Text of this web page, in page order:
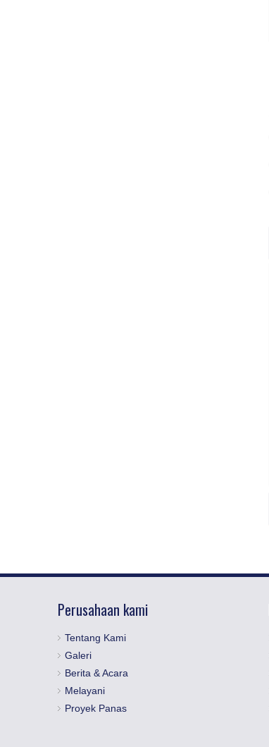
Perusahaan kami
Tentang Kami
Galeri
Berita & Acara
Melayani
Proyek Panas